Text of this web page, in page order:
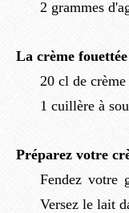
2 grammes
La crème fouettée
20 cl de
1 cuillère à
Préparez votre
Fendez votre
Versez le lait